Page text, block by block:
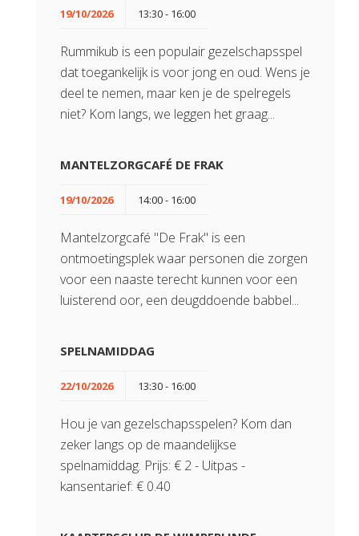
19/10/2026 13:30 - 16:00
Rummikub is een populair gezelschapsspel
dat toegankelijk is voor jong en oud. Wens je
deel te nemen, maar ken je de spelregels
niet? Kom langs, we leggen het graag...
MANTELZORGCAFÉ DE FRAK
19/10/2026 14:00 - 16:00
Mantelzorgcafé "De Frak" is een
ontmoetingsplek waar personen die zorgen
voor een naaste terecht kunnen voor een
luisterend oor, een deugddoende babbel...
SPELNAMIDDAG
22/10/2026 13:30 - 16:00
Hou je van gezelschapsspelen? Kom dan
zeker langs op de maandelijkse
spelnamiddag. Prijs: € 2 - Uitpas -
kansentarief: € 0.40